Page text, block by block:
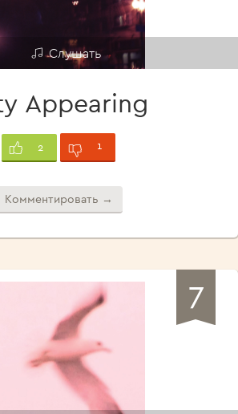
Слушать
Appearing
2 1
Комментировать →
7